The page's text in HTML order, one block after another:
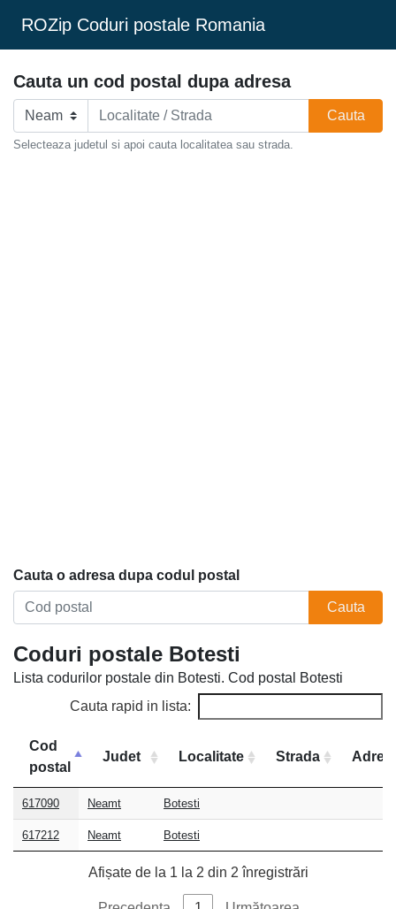
ROZip Coduri postale Romania
Cauta un cod postal dupa adresa
Cauta
Selecteaza judetul si apoi cauta localitatea sau strada.
Cauta o adresa dupa codul postal
Cauta
Coduri postale Botesti
Lista codurilor postale din Botesti. Cod postal Botesti
Cauta rapid in lista:
Cod
postal
Judet Localitate Strada
Cod
postal
Judet Localitate
617090 Neamt Botesti
617212 Neamt Botesti
Afișate de la 1 la 2 din 2 înregistrări